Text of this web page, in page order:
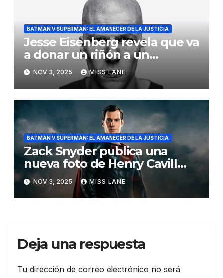
BATMAN V SUPERMAN: EL AMANECER DE LA JUSTICIA
Jesse Eisenberg revela que va
a donar un riñón a un
desconocido
NOV 3, 2025 MISS LANE
BATMAN V SUPERMAN: EL AMANECER DE LA JUSTICIA
Zack Snyder publica una
nueva foto de Henry Cavill
como Superman
NOV 3, 2025 MISS LANE
Deja una respuesta
Tu dirección de correo electrónico no será